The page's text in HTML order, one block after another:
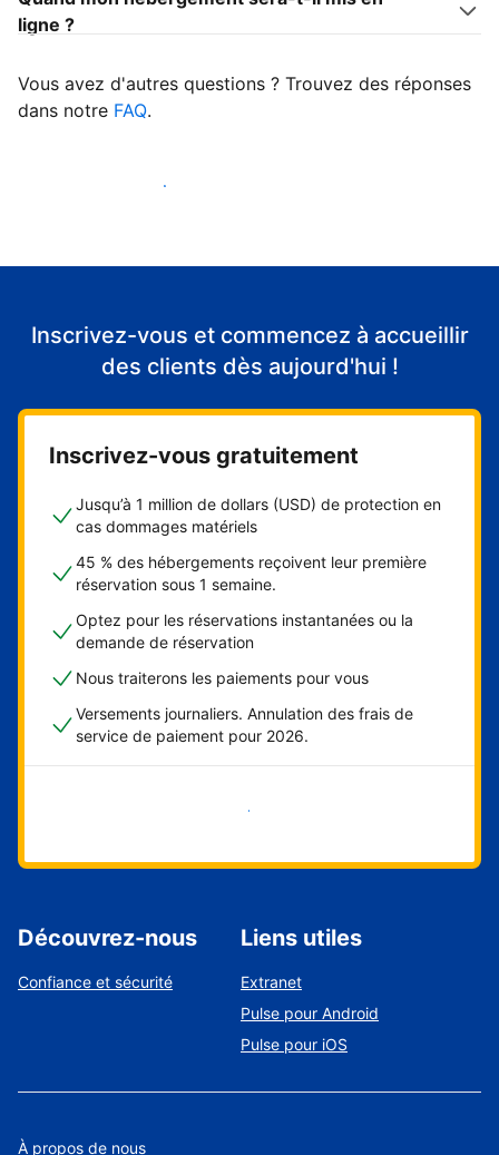
ligne ?
Vous avez d'autres questions ? Trouvez des réponses
dans notre FAQ.
Accueillir mes premiers clients
Inscrivez-vous et commencez à accueillir
des clients dès aujourd'hui !
Inscrivez-vous gratuitement
Jusqu’à 1 million de dollars (USD) de protection en
cas dommages matériels
45 % des hébergements reçoivent leur première
réservation sous 1 semaine.
Optez pour les réservations instantanées ou la
demande de réservation
Nous traiterons les paiements pour vous
Versements journaliers. Annulation des frais de
service de paiement pour 2026.
Démarrer maintenant
Découvrez-nous
Confiance et sécurité
Liens utiles
Extranet
Pulse pour Android
Pulse pour iOS
À propos de nous